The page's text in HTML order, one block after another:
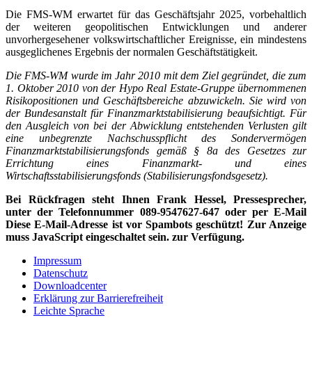
Die FMS-WM erwartet für das Geschäftsjahr 2025, vorbehaltlich
der weiteren geopolitischen Entwicklungen und anderer
unvorhergesehener volkswirtschaftlicher Ereignisse, ein mindestens
ausgeglichenes Ergebnis der normalen Geschäftstätigkeit.
Die FMS-WM wurde im Jahr 2010 mit dem Ziel gegründet, die zum
1. Oktober 2010 von der Hypo Real Estate-Gruppe übernommenen
Risikopositionen und Geschäftsbereiche abzuwickeln. Sie wird von
der Bundesanstalt für Finanzmarktstabilisierung beaufsichtigt. Für
den Ausgleich von bei der Abwicklung entstehenden Verlusten gilt
eine unbegrenzte Nachschusspflicht des Sondervermögen
Finanzmarktstabilisierungsfonds gemäß § 8a des Gesetzes zur
Errichtung eines Finanzmarkt- und eines
Wirtschaftsstabilisierungsfonds (Stabilisierungsfondsgesetz).
Bei Rückfragen steht Ihnen Frank Hessel, Pressesprecher,
unter der Telefonnummer 089-9547627-647 oder per E-Mail
Diese E-Mail-Adresse ist vor Spambots geschützt! Zur Anzeige
muss JavaScript eingeschaltet sein. zur Verfügung.
Impressum
Datenschutz
Downloadcenter
Erklärung zur Barrierefreiheit
Leichte Sprache